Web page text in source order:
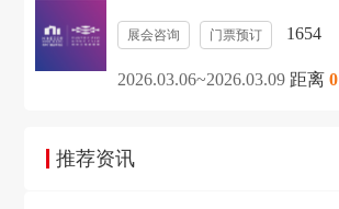
展会咨询 门票预订 1654
2026.03.06~2026.03.09 距离0
推荐资讯